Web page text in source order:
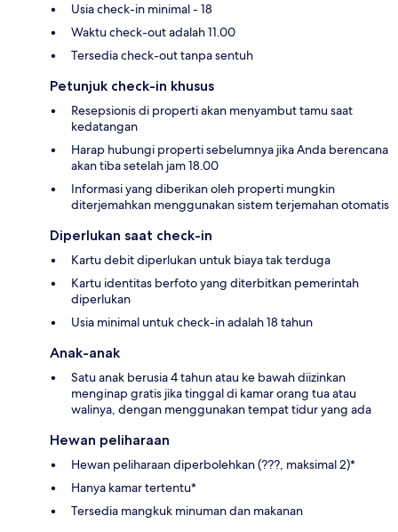
Usia check-in minimal - 18
Waktu check-out adalah 11.00
Tersedia check-out tanpa sentuh
Petunjuk check-in khusus
Resepsionis di properti akan menyambut tamu saat
kedatangan
Harap hubungi properti sebelumnya jika Anda berencana
akan tiba setelah jam 18.00
Informasi yang diberikan oleh properti mungkin
diterjemahkan menggunakan sistem terjemahan otomatis
Diperlukan saat check-in
Kartu debit diperlukan untuk biaya tak terduga
Kartu identitas berfoto yang diterbitkan pemerintah
diperlukan
Usia minimal untuk check-in adalah 18 tahun
Anak-anak
Satu anak berusia 4 tahun atau ke bawah diizinkan
menginap gratis jika tinggal di kamar orang tua atau
walinya, dengan menggunakan tempat tidur yang ada
Hewan peliharaan
Hewan peliharaan diperbolehkan (???, maksimal 2)*
Hanya kamar tertentu*
Tersedia mangkuk minuman dan makanan